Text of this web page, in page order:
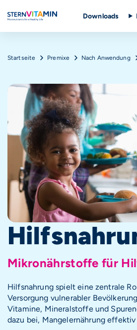
Downloads
Pfadnavigation
Startseite Premixe Nach Anwendung
Mikronährstoffe für
Hilfsnahrung spielt eine zentrale
Versorgung vulnerabler
Vitamine, Mineralstoffe und
dazu bei, Mangelernährung